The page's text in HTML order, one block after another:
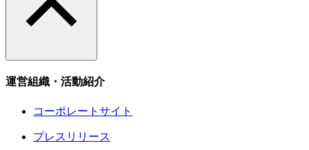
運営組織・活動紹介
コーポレートサイト
プレスリリース